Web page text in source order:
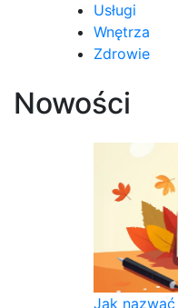
Usługi
Wnętrza
Zdrowie
Nowości
Jak